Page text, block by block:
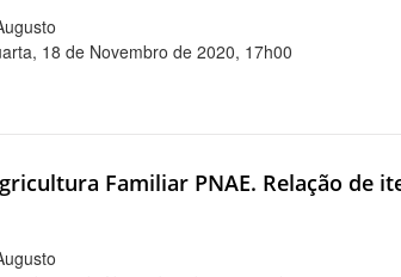
18 de Novembro de 2020, 17h00
Familiar PNAE. Relação de